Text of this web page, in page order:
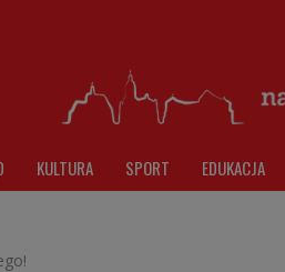
KULTURA SPORT EDUKACJA